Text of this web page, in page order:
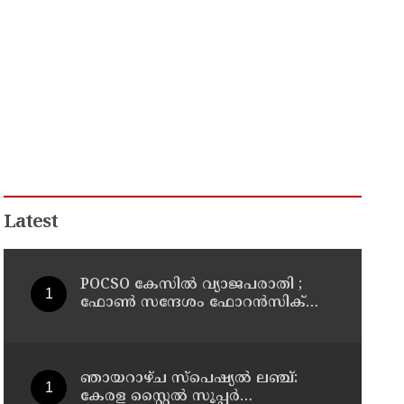
Latest
POCSO കേസിൽ വ്യാജപരാതി ;
ഫോൺ സന്ദേശം ഫോറൻസിക്
ഞായറാഴ്ച സ്പെഷ്യൽ ലഞ്ച്:
കേരള സ്റ്റൈൽ സൂപ്പർ